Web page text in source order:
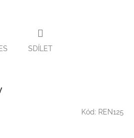
SDÍLET
Kód: REN125